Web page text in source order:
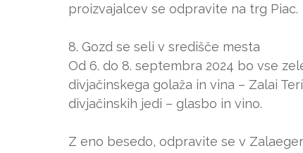
proizvajalcev se odpravite na trg Piac.
8. Gozd se seli v središče mesta
Od 6. do 8. septembra 2024 bo vse
divjačinskega golaža in vina – Zalai
divjačinskih jedi – glasbo in vino.
Z eno besedo, odpravite se v